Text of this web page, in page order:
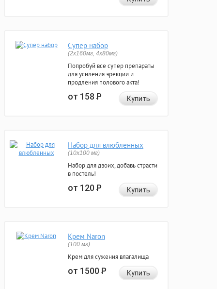
Супер набор
(2х160мг, 4х80мг)
Попробуй все супер препараты
для усиления эрекции и
продления полового акта!
от 158Р Купить
Набор для влюбленных
(10х100 мг)
Набор для двоих, добавь страсти
в постель!
от 120Р Купить
Крем Naron
(100 мг)
Крем для сужения влагалища
от 1500Р Купить